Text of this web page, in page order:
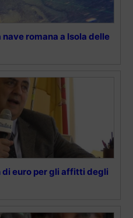
romana a Isola delle
di euro per gli affitti degli